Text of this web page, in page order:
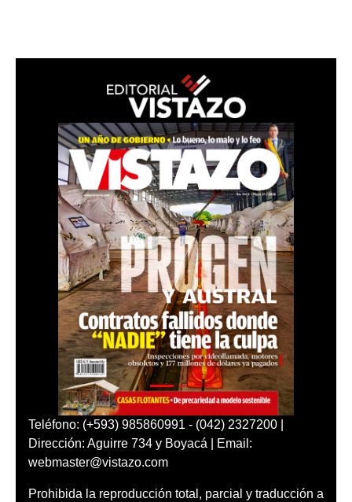
Teléfono: (+593) 985860991 - (042) 2327200 |
Dirección: Aguirre 734 y Boyacá | Email:
webmaster@vistazo.com
Prohibida la reproducción total, parcial y traducción a